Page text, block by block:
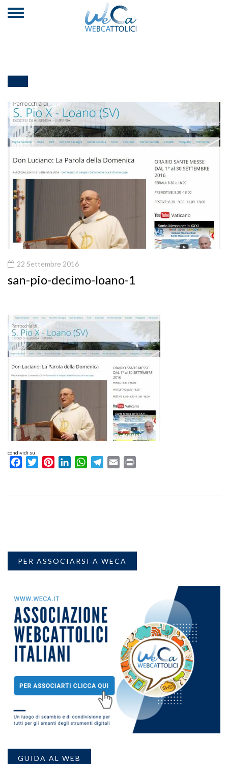
22 Settembre 2016
san-pio-decimo-loano-1
condividi su
FacebookTwitterPinterestLinkedInWhatsAppTelegram
Email
PER ASSOCIARSI A WECA
GUIDA AL WEB